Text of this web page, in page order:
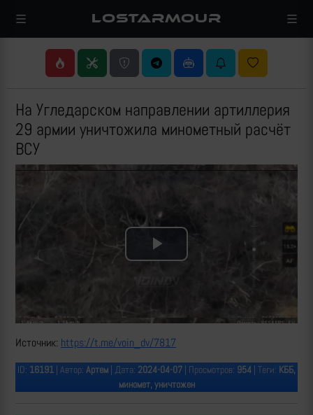
LOSTARMOUR
На Угледарском направлении артиллерия
29 армии уничтожила минометный расчёт
ВСУ
Play
Источник: https://t.me/voin_dv/7817
ID: 16191 | Автор: Артем | Дата: 2024-04-07 | Просмотров: 954 | Теги: КББ,
миномет, уничтожен